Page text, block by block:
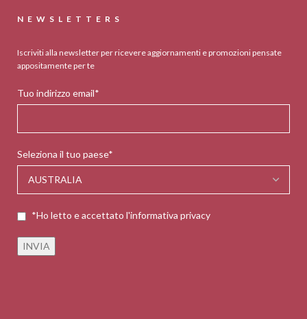
NEWSLETTERS
Iscriviti alla newsletter per ricevere aggiornamenti e promozioni pensate
appositamente per te
Tuo indirizzo email*
Seleziona il tuo paese*
*Ho letto e accettato l'informativa privacy